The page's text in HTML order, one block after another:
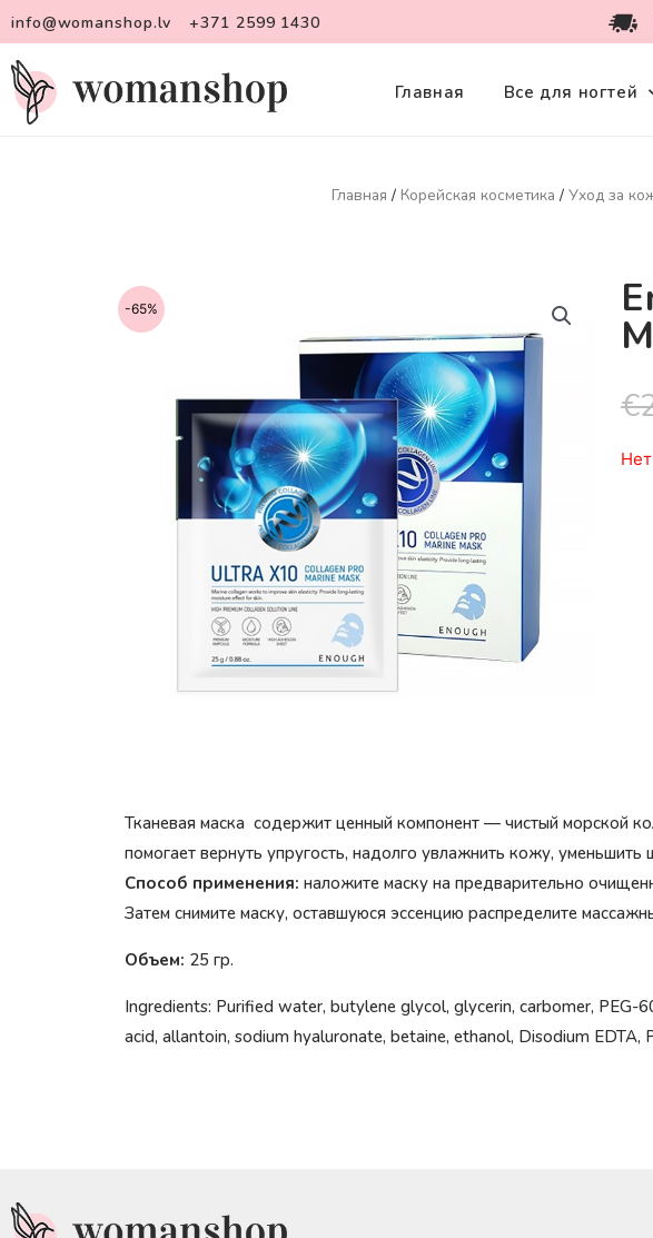
info@womanshop.lv +371 2599 1430
Главная Все для ногтей
Главная / Корейская косметика / Уход за
-65%
€
Тканевая маска содержит ценный компонент — чистый морской
помогает вернуть упругость, надолго увлажнить кожу,
Способ применения: наложите маску на предварительно
Затем снимите маску, оставшуюся эссенцию распределите
Объем: 25 гр.
Ingredients: Purified water, butylene glycol, glycerin, carbomer,
acid, allantoin, sodium hyaluronate, betaine, ethanol, Disodium EDTA,